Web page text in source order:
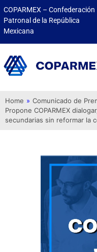
COPARMEX – Confederación
Patronal de la República
Mexicana
Home » Comunicado de
Propone COPARMEX
secundarias sin reformar la